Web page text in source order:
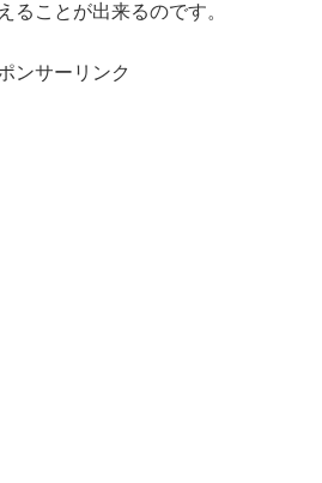
ることが出来るのです。
ンサーリンク